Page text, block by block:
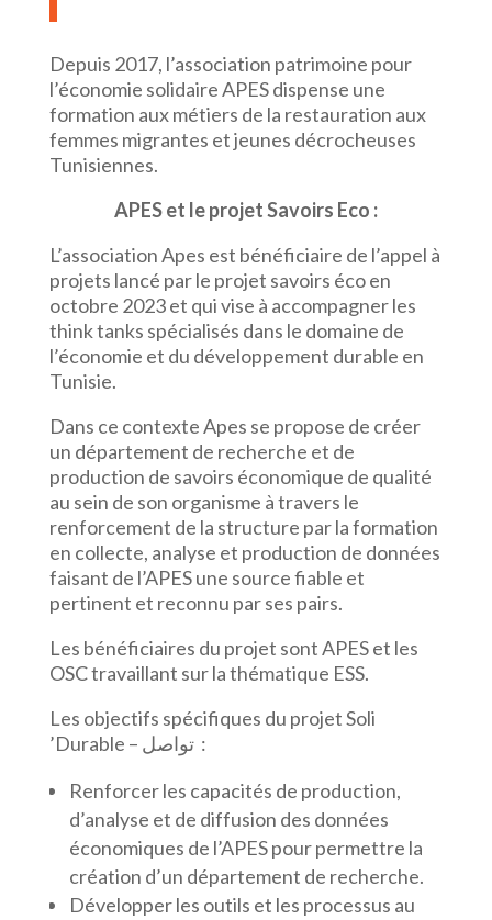
Depuis 2017, l’association patrimoine pour
l’économie solidaire APES dispense une
formation aux métiers de la restauration aux
femmes migrantes et jeunes décrocheuses
Tunisiennes.
APES et le projet Savoirs Eco :
L’association Apes est bénéficiaire de l’appel à
projets lancé par le projet savoirs éco en
octobre 2023 et qui vise à accompagner les
think tanks spécialisés dans le domaine de
l’économie et du développement durable en
Tunisie.
Dans ce contexte Apes se propose de créer
un département de recherche et de
production de savoirs économique de qualité
au sein de son organisme à travers le
renforcement de la structure par la formation
en collecte, analyse et production de données
faisant de l’APES une source fiable et
pertinent et reconnu par ses pairs.
Les bénéficiaires du projet sont APES et les
OSC travaillant sur la thématique ESS.
Les objectifs spécifiques du projet Soli
’Durable – تواصل :
Renforcer les capacités de production,
d’analyse et de diffusion des données
économiques de l’APES pour permettre la
création d’un département de recherche.
Développer les outils et les processus au